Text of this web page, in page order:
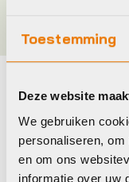
Toestemming
Deze website
We gebruiken
personaliseren,
en om ons
informatie over uw
Maak je
Bekijk alle accessoires